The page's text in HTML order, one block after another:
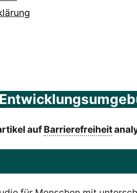
aufBarrierefreiheit